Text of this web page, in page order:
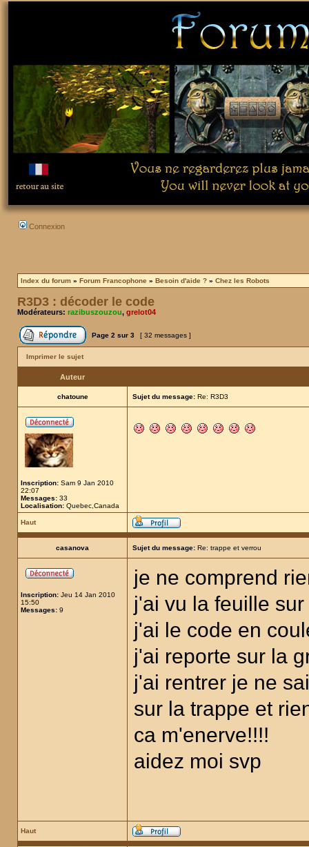
Connexion
Index du forum » Forum Francophone » Besoin d'aide ? » Chez les Robots
R3D3 : décoder le code
Modérateurs: razibuszouzou, grelot04
Page 2 sur 3 [ 32 messages ]
Imprimer le sujet
Auteur
chatoune Sujet du message: Re: R3D3
Inscription: Sam 9 Jan 2010
22:07
Messages: 33
Localisation: Quebec,Canada
Haut
casanova Sujet du message: Re: trappe et verrou
Inscription: Jeu 14 Jan 2010
15:50
Messages: 9
je ne comprend
j'ai vu la feuille
j'ai le code en
j'ai reporte sur la
j'ai rentrer je ne
sur la trappe et
ca m'enerve!!!!
aidez moi svp
Haut